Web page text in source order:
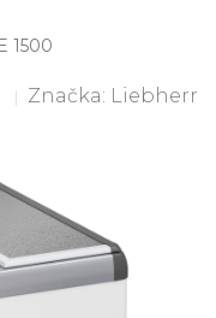
1500
Značka: Liebherr